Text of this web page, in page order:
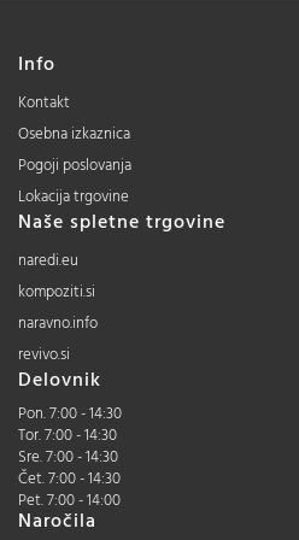
Info
Kontakt
Osebna izkaznica
Pogoji poslovanja
Lokacija trgovine
Naše spletne trgovine
naredi.eu
kompoziti.si
naravno.info
revivo.si
Delovnik
Pon. 7:00 - 14:30
Tor. 7:00 - 14:30
Sre. 7:00 - 14:30
Čet. 7:00 - 14:30
Pet. 7:00 - 14:00
Naročila